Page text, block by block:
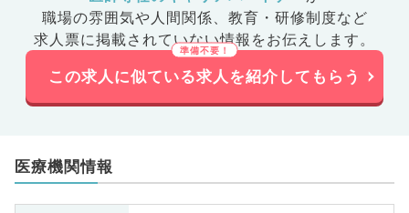
職場の雰囲気や人間関係、 教育・研修制度など
求人票に掲載されていない情報をお伝えします。
この求人に似ている求人を紹介してもらう
医療機関情報